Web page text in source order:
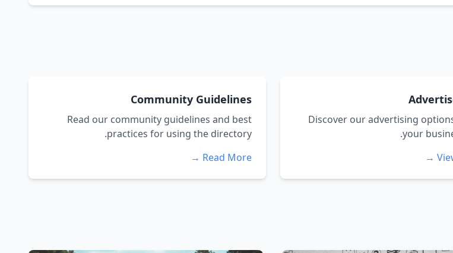
Discover our advertising
your
Community Guidelines
Read our community guidelines and best
practices for using the directory.
Read More →